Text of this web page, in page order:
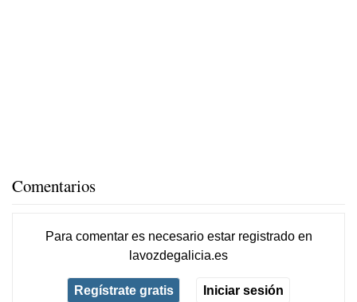
Comentarios
Para comentar es necesario estar registradoen
lavozdegalicia.es
Regístrate gratis Iniciar sesión